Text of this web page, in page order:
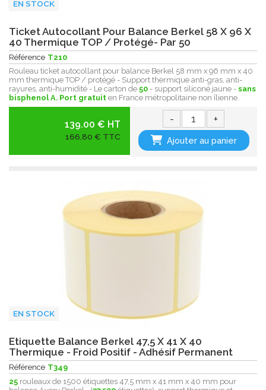
EN STOCK
Ticket Autocollant Pour Balance Berkel 58 X 96 X
40 Thermique TOP / Protégé- Par 50
Référence T210
Rouleau ticket autocollant pour balance Berkel 58 mm x 96 mm x 40
mm thermique TOP / protégé - Support thermique anti-gras, anti-
rayures, anti-humidité - Le carton de 50 - support siliconé jaune - sans
bisphenol A. Port gratuit en France métropolitaine non îlienne.
139.00 € HT
166,80 € TTC
- +
Ajouter au panier
EN STOCK
Etiquette Balance Berkel 47,5 X 41 X 40
Thermique - Froid Positif - Adhésif Permanent
Référence T349
25 rouleaux de 1500 étiquettes 47,5 mm x 41 mm x 40 mm pour